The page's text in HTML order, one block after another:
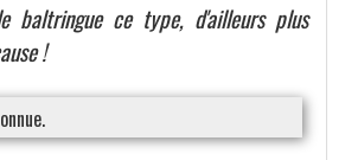
baltringue ce type, d'ailleurs plus
!